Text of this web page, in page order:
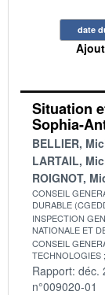
date
Situation
Sophia-
BELLIER,
LARTAIL,
ROIGNOT,
CONSEIL
DURABLE
INSPECTION
NATIONALE ET
CONSEIL
TECHNOLOGIES
Rapport: déc.
n°009020-01